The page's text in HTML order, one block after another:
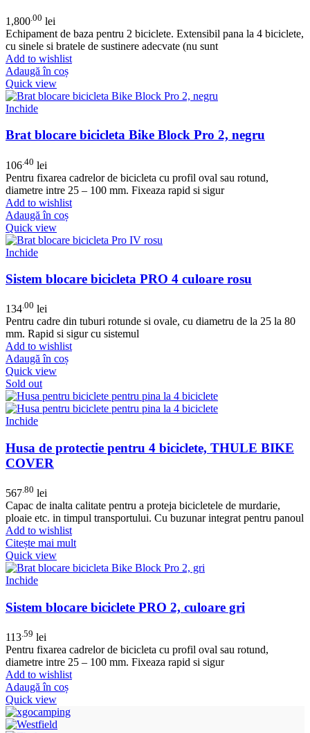
1,800 .00 lei
Echipament de baza pentru 2 biciclete. Extensibil pana la 4 biciclete,
cu sinele si bratele de sustinere adecvate (nu sunt
Add to wishlist
Adaugă în coș
Quick view
Inchide
Brat blocare bicicleta Bike Block Pro 2, negru
106 .40 lei
Pentru fixarea cadrelor de bicicleta cu profil oval sau rotund,
diametre intre 25 – 100 mm. Fixeaza rapid si sigur
Add to wishlist
Adaugă în coș
Quick view
Inchide
Sistem blocare bicicleta PRO 4 culoare rosu
134 .00 lei
Pentru cadre din tuburi rotunde si ovale, cu diametru de la 25 la 80
mm. Rapid si sigur cu sistemul
Add to wishlist
Adaugă în coș
Quick view
Sold out
Inchide
Husa de protectie pentru 4 biciclete, THULE BIKE
COVER
567 .80 lei
Capac de inalta calitate pentru a proteja bicicletele de murdarie,
ploaie etc. in timpul transportului. Cu buzunar integrat pentru panoul
Add to wishlist
Citește mai mult
Quick view
Inchide
Sistem blocare biciclete PRO 2, culoare gri
113 .59 lei
Pentru fixarea cadrelor de bicicleta cu profil oval sau rotund,
diametre intre 25 – 100 mm. Fixeaza rapid si sigur
Add to wishlist
Adaugă în coș
Quick view